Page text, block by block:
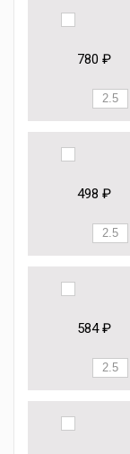
780 ₽
498 ₽
584 ₽